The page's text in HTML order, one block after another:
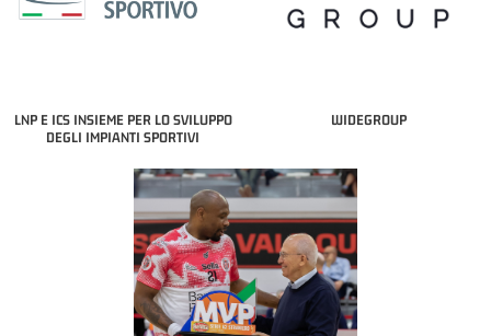
LNP E ICS INSIEME PER LO SVILUPPO
DEGLI IMPIANTI SPORTIVI
WIDEGROUP